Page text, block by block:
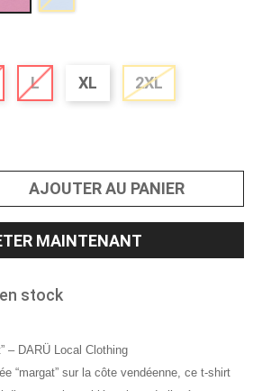
– DARÜ Local Clothing
“margat” sur la côte vendéenne, ce t-shirt
L XL 2XL
AJOUTER AU PANIER
MAINTENANT
stock